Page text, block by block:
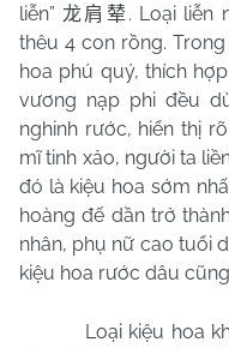
liễn”龙肩辇 . Loại liễn
thêu 4 con rồng.
hoa phú quý, thích
vương nạp phi đều
nghinh rước, hiển thị
mĩ tinh xảo, người ta
đó là kiệu hoa sớm
hoàng đế dần trở
nhân, phụ nữ cao tuổi
kiệu hoa rước dâu
Loại kiệu hoa